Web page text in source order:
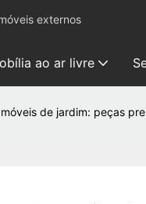
externos
ao ar livre
de jardim: peças